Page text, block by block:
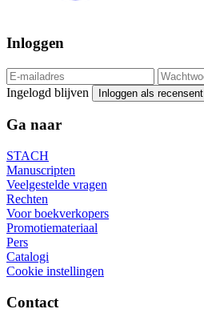
Inloggen
Ingelogd blijven Inloggen als recensent
Ga naar
STACH
Manuscripten
Veelgestelde vragen
Rechten
Voor boekverkopers
Promotiemateriaal
Pers
Catalogi
Cookie instellingen
Contact